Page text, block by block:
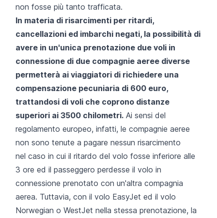
non fosse più tanto trafficata.
In materia di risarcimenti per ritardi,
cancellazioni ed imbarchi negati, la possibilità di
avere in un'unica prenotazione due voli in
connessione di due compagnie aeree diverse
permetterà ai viaggiatori di richiedere una
compensazione pecuniaria di 600 euro,
trattandosi di voli che coprono distanze
superiori ai 3500 chilometri. Ai sensi del
regolamento europeo, infatti, le compagnie aeree
non sono tenute a pagare nessun risarcimento
nel caso in cui il ritardo del volo fosse inferiore alle
3 ore ed il passeggero perdesse il volo in
connessione prenotato con un'altra compagnia
aerea. Tuttavia, con il volo EasyJet ed il volo
Norwegian o WestJet nella stessa prenotazione, la